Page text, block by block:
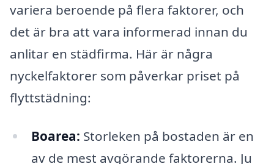
variera beroende på flera faktorer, och
det är bra att vara informerad innan du
anlitar en städfirma. Här är några
nyckelfaktorer som påverkar priset på
flyttstädning:
Boarea: Storleken på bostaden är en
av de mest avgörande faktorerna. Ju